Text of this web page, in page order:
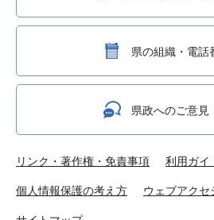
県の組織・電話
県政へのご意見
リンク・著作権・免責事項 利用ガイ
個人情報保護の考え方 ウェブアクセ